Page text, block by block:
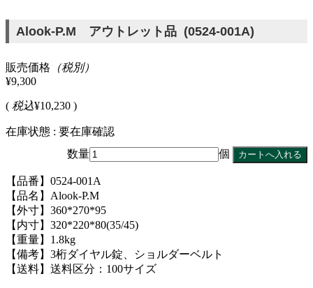
Alook-P.M アウトレット品 (0524-001A)
販売価格 （税別）
¥9,300
( 税込¥10,230 )
在庫状態 : 要在庫確認
数量
個
【品番】0524-001A
【品名】Alook-P.M
【外寸】360*270*95
【内寸】320*220*80(35/45)
【重量】1.8kg
【備考】3桁ダイヤル錠、ショルダーベルト
【送料】送料区分：100サイズ